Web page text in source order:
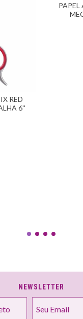
RED
6''
NEWSLETTER